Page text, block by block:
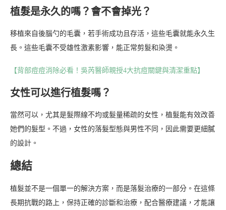
植髮是永久的嗎？會不會掉光？
移植來自後腦勺的毛囊，若手術成功且存活，這些毛囊就能永久生
長。這些毛囊不受雄性激素影響，能正常剪髮和染燙。
【背部痘痘消除必看！吳芮醫師親授4大抗痘關鍵與清潔重點】
女性可以進行植髮嗎？
當然可以，尤其是髮際線不均或髮量稀疏的女性，植髮能有效改善
她們的髮型。不過，女性的落髮型態與男性不同，因此需要更細膩
的設計。
總結
植髮並不是一個單一的解決方案，而是落髮治療的一部分。在這條
長期抗戰的路上，保持正確的診斷和治療，配合醫療建議，才能讓